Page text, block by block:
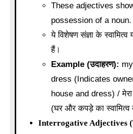
These adjectives
possession of a noun.
ये विशेषण संज्ञा के स्वामित्व
हैं।
Example (उदाहरण):
dress (Indicates
house and dress) /
(घर और कपड़े का स्वामित्व
Interrogative Adjectives